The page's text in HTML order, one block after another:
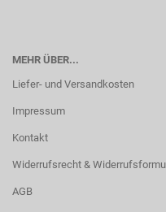
MEHR ÜBER...
Liefer- und Versandkosten
Impressum
Kontakt
Widerrufsrecht &
AGB